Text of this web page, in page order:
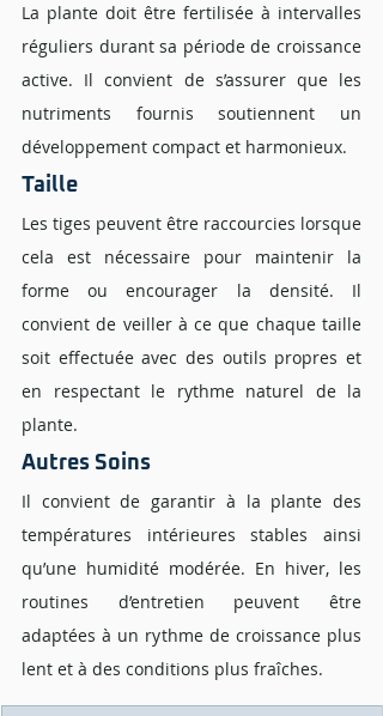
La plante doit être fertilisée à intervalles
réguliers durant sa période de croissance
active. Il convient de s’assurer que les
nutriments fournis soutiennent un
développement compact et harmonieux.
Taille
Les tiges peuvent être raccourcies lorsque
cela est nécessaire pour maintenir la
forme ou encourager la densité. Il
convient de veiller à ce que chaque taille
soit effectuée avec des outils propres et
en respectant le rythme naturel de la
plante.
Autres Soins
Il convient de garantir à la plante des
températures intérieures stables ainsi
qu’une humidité modérée. En hiver, les
routines d’entretien peuvent être
adaptées à un rythme de croissance plus
lent et à des conditions plus fraîches.